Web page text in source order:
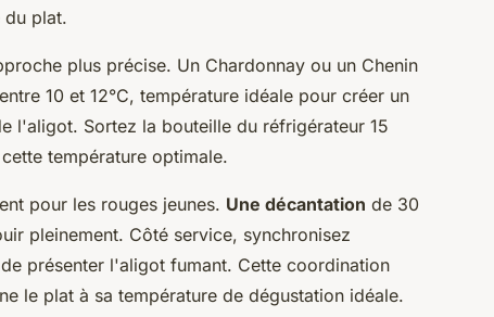
du plat.
plus précise. Un Chardonnay ou un Chenin
10 et 12°C, température idéale pour créer un
l'aligot. Sortez la bouteille du réfrigérateur 15
température optimale.
pour les rouges jeunes. Une décantation de 30
pleinement. Côté service, synchronisez
présenter l'aligot fumant. Cette coordination
le plat à sa température de dégustation idéale.